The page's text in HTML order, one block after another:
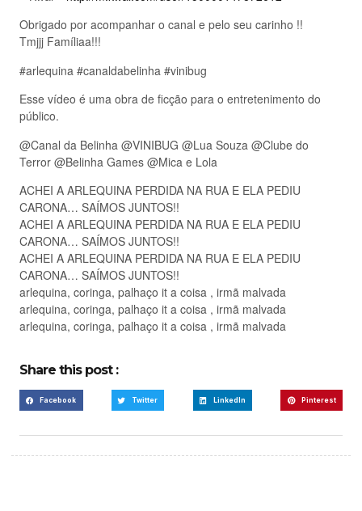
Obrigado por acompanhar o canal e pelo seu carinho !!
Tmjjj Famíliaa!!!
#arlequina #canaldabelinha #vinibug
Esse vídeo é uma obra de ficção para o entretenimento do
público.
@Canal da Belinha @VINIBUG @Lua Souza @Clube do
Terror @Belinha Games @Mica e Lola
ACHEI A ARLEQUINA PERDIDA NA RUA E ELA PEDIU
CARONA… SAÍMOS JUNTOS!!
ACHEI A ARLEQUINA PERDIDA NA RUA E ELA PEDIU
CARONA… SAÍMOS JUNTOS!!
ACHEI A ARLEQUINA PERDIDA NA RUA E ELA PEDIU
CARONA… SAÍMOS JUNTOS!!
arlequina, coringa, palhaço it a coisa , irmã malvada
arlequina, coringa, palhaço it a coisa , irmã malvada
arlequina, coringa, palhaço it a coisa , irmã malvada
Share this post :
Facebook Twitter LinkedIn Pinterest